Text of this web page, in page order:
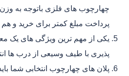
چهارچوب های فلزی باتوجه به
پرداخت مبلغ کمتر برای خرید و
یکی از مهم ترین ویژگی های یک
پذیری با طیف وسیعی از درب ها
پلان های چهارچوب انتخابی شما